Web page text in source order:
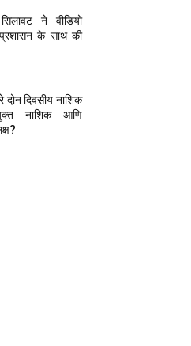
ने वीडियो
के साथ की
दोन दिवसीय नाशिक
नाशिक आणि